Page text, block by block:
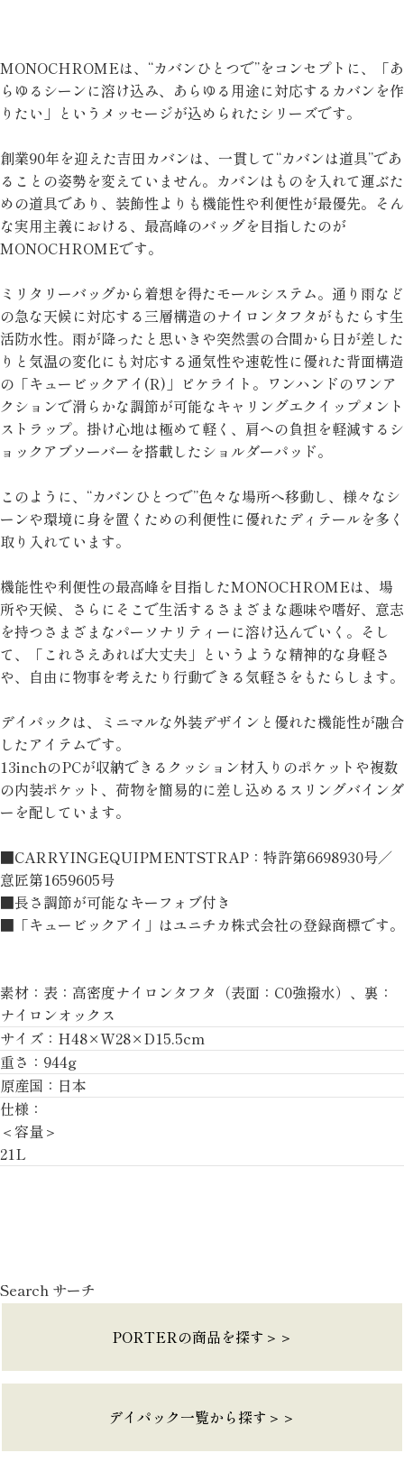
MONOCHROMEは、“カバンひとつで”をコンセプトに、「あ
らゆるシーンに溶け込み、あらゆる用途に対応するカバンを作
りたい」というメッセージが込められたシリーズです。
創業90年を迎えた吉田カバンは、一貫して“カバンは道具”であ
ることの姿勢を変えていません。カバンはものを入れて運ぶた
めの道具であり、装飾性よりも機能性や利便性が最優先。そん
な実用主義における、最高峰のバッグを目指したのが
MONOCHROMEです。
ミリタリーバッグから着想を得たモールシステム。通り雨など
の急な天候に対応する三層構造のナイロンタフタがもたらす生
活防水性。雨が降ったと思いきや突然雲の合間から日が差した
りと気温の変化にも対応する通気性や速乾性に優れた背面構造
の「キュービックアイ(R)」ピケライト。ワンハンドのワンア
クションで滑らかな調節が可能なキャリングエクイップメント
ストラップ。掛け心地は極めて軽く、肩への負担を軽減するシ
ョックアブソーバーを搭載したショルダーパッド。
このように、“カバンひとつで”色々な場所へ移動し、様々なシ
ーンや環境に身を置くための利便性に優れたディテールを多く
取り入れています。
機能性や利便性の最高峰を目指したMONOCHROMEは、場
所や天候、さらにそこで生活するさまざまな趣味や嗜好、意志
を持つさまざまなパーソナリティーに溶け込んでいく。そし
て、「これさえあれば大丈夫」というような精神的な身軽さ
や、自由に物事を考えたり行動できる気軽さをもたらします。
デイパックは、ミニマルな外装デザインと優れた機能性が融合
したアイテムです。
13inchのPCが収納できるクッション材入りのポケットや複数
の内装ポケット、荷物を簡易的に差し込めるスリングバインダ
ーを配しています。
■CARRYINGEQUIPMENTSTRAP：特許第6698930号／
意匠第1659605号
■長さ調節が可能なキーフォブ付き
■「キュービックアイ」はユニチカ株式会社の登録商標です。
素材：表：高密度ナイロンタフタ（表面：C0強撥水）、裏：
ナイロンオックス
サイズ：H48×W28×D15.5cm
重さ：944g
原産国：日本
仕様：
＜容量＞
21L
Search サーチ
PORTERの商品を探す＞＞
デイパック一覧から探す＞＞